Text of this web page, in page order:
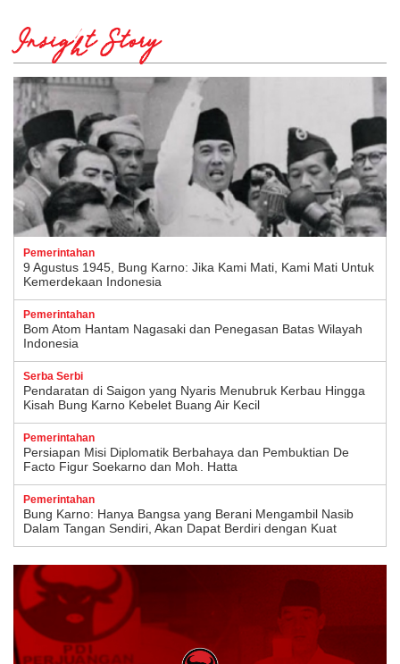
Insight Story
Pemerintahan
9 Agustus 1945, Bung Karno: Jika Kami Mati, Kami Mati Untuk
Kemerdekaan Indonesia
Pemerintahan
Bom Atom Hantam Nagasaki dan Penegasan Batas Wilayah
Indonesia
Serba Serbi
Pendaratan di Saigon yang Nyaris Menubruk Kerbau Hingga
Kisah Bung Karno Kebelet Buang Air Kecil
Pemerintahan
Persiapan Misi Diplomatik Berbahaya dan Pembuktian De
Facto Figur Soekarno dan Moh. Hatta
Pemerintahan
Bung Karno: Hanya Bangsa yang Berani Mengambil Nasib
Dalam Tangan Sendiri, Akan Dapat Berdiri dengan Kuat